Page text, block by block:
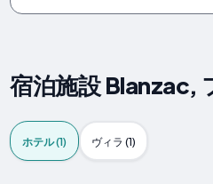
宿泊施設 Blanzac,
ホテル (1) ヴィラ (1)